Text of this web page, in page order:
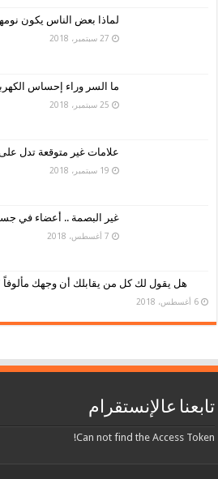
لماذا بعض الناس يكون
27 سبتمبر، 2018
ما السر وراء إحساس
25 سبتمبر، 2018
علامات غير متوقعة تدل على
19 سبتمبر، 2018
غير البصمة .. أعضاء في
7 أغسطس، 2018
هل يقول لك كل من يقابلك أن وجهك
6 أغسطس، 2018
تابعنا عالإنستقرام
Can not find the Access Token!